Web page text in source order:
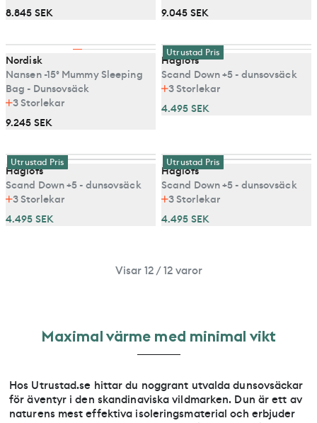
8.845 SEK
9.045 SEK
Nordisk
Nansen -15° Mummy Sleeping
Bag - Dunsovsäck
3Storlekar
9.245 SEK
Utrustad Pris
Haglöfs
Scand Down +5 - dunsovsäck
3Storlekar
4.495 SEK
Utrustad Pris
Haglöfs
Scand Down +5 - dunsovsäck
3Storlekar
4.495 SEK
Utrustad Pris
Haglöfs
Scand Down +5 - dunsovsäck
3Storlekar
4.495 SEK
Visar 12 / 12 varor
Maximalvärme med minimal vikt
Hos Utrustad.se hittar du noggrant utvalda dunsovsäckar
för äventyr i den skandinaviska vildmarken. Dun är ett av
naturens mest effektiva isoleringsmaterial och erbjuder